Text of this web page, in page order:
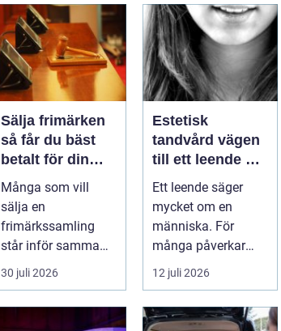
Sälja frimärken
så får du bäst
betalt för din
samling
Många som vill
sälja en
frimärkssamling
står inför samma
frågor: Vad är
samlingen värd?
Var vänder m...
30 juli 2026
Estetisk
tandvård vägen
till ett leende du
trivs med
Ett leende säger
mycket om en
människa. För
många påverkar
tändernas utseende
både
självförtroendet ...
12 juli 2026